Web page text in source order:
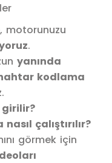
motorunuzu
.
yanında
kodlama
girilir?
çalıştırılır?
görmek için